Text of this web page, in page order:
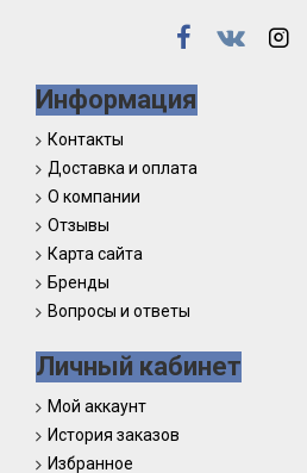
Информация
Контакты
Доставка и оплата
О компании
Отзывы
Карта сайта
Бренды
Вопросы и ответы
Личный кабинет
Мой аккаунт
История заказов
Избранное